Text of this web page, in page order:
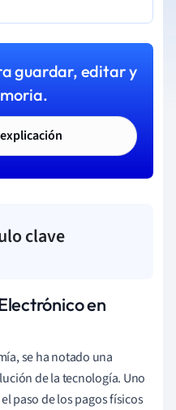
guardar, editar y
clave
en
se ha notado una
de la tecnología. Uno
paso de los pagos físicos